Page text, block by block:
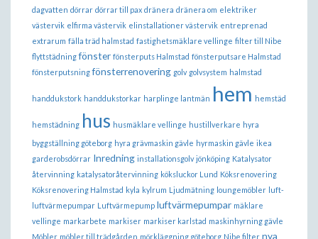
dagvatten dörrar dörrar till pax dränera dränera om elektriker
västervik elfirma västervik elinstallationer västervik entreprenad
extrarum fälla träd halmstad fastighetsmäklare vellinge filter till Nibe
flyttstädning fönster fönsterputs Halmstad fönsterputsare Halmstad
fönsterputsning fönsterrenovering golv golvsystem halmstad
handdukstork handdukstorkar harplinge lantmän hem hemstäd
hemstädning hus husmäklare vellinge hustillverkare hyra
byggställning göteborg hyra grävmaskin gävle hyrmaskin gävle ikea
garderobsdörrar Inredning installationsgolv jönköping Katalysator
återvinning katalysatoråtervinning köksluckor Lund Köksrenovering
Köksrenovering Halmstad kyla kylrum Ljudmätning loungemöbler luft-
luftvärmepumpar Luftvärmepump luftvärmepumpar mäklare
vellinge markarbete markiser markiser karlstad maskinhyrning gävle
Möbler möbler till trädgården mörkläggning göteborg Nibe filter nya